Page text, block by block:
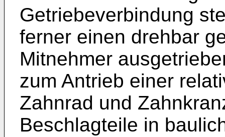
Getriebeverbindung
ferner einen drehbar
Mitnehmer
zum Antrieb einer
Zahnrad und
Beschlagteile in